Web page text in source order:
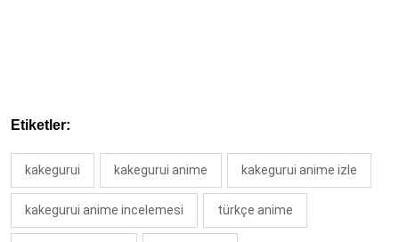
Etiketler:
kakegurui kakegurui anime kakegurui anime izle
kakegurui anime incelemesi türkçe anime